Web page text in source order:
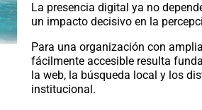
La presencia digital ya no
un impacto decisivo en la
Para una organización con
fácilmente accesible resulta
la web, la búsqueda local y los
institucional.